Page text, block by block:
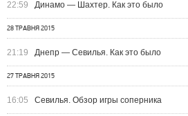
22:59 Динамо — Шахтер. Как это было
28 ТРАВНЯ 2015
21:19 Днепр — Севилья. Как это было
27 ТРАВНЯ 2015
16:05 Севилья. Обзор игры соперника